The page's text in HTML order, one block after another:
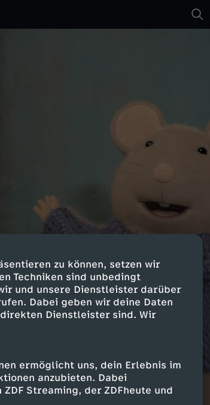
zu können, setzen wir
Techniken sind unbedingt
und unsere Dienstleister darüber
Dabei geben wir deine Daten
Dienstleister sind. Wir
ermöglicht uns, dein Erlebnis im
anzubieten. Dabei
Streaming, der ZDFheute und